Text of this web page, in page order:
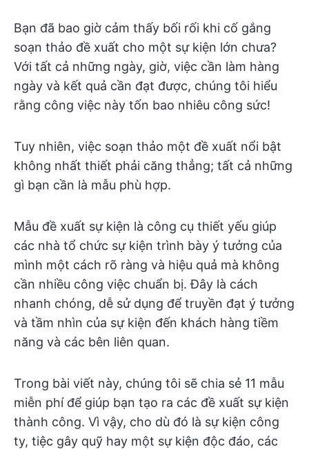
Bạn đã bao giờ cảm thấy bối rối khi cố gắng
soạn thảo đề xuất cho một sự kiện lớn chưa?
Với tất cả những ngày, giờ, việc cần làm hàng
ngày và kết quả cần đạt được, chúng tôi hiểu
rằng công việc này tốn bao nhiêu công sức!
Tuy nhiên, việc soạn thảo một đề xuất nổi bật
không nhất thiết phải căng thẳng; tất cả những
gì bạn cần là mẫu phù hợp.
Mẫu đề xuất sự kiện là công cụ thiết yếu giúp
các nhà tổ chức sự kiện trình bày ý tưởng của
mình một cách rõ ràng và hiệu quả mà không
cần nhiều công việc chuẩn bị. Đây là cách
nhanh chóng, dễ sử dụng để truyền đạt ý tưởng
và tầm nhìn của sự kiện đến khách hàng tiềm
năng và các bên liên quan.
Trong bài viết này, chúng tôi sẽ chia sẻ 11 mẫu
miễn phí để giúp bạn tạo ra các đề xuất sự kiện
thành công. Vì vậy, cho dù đó là sự kiện công
ty, tiệc gây quỹ hay một sự kiện độc đáo, các